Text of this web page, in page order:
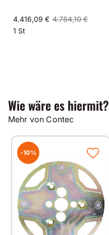
4.416,09 € 4.784,10 €
1 St
Wie wäre es hiermit?
Mehr von Contec
-10%